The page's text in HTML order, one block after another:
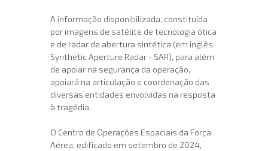
A informação disponibilizada, constituída
por imagens de satélite de tecnologia ótica
e de radar de abertura sintética (em inglês:
Synthetic Aperture Radar - SAR), para além
de apoiar na segurança da operação,
apoiará na articulação e coordenação das
diversas entidades envolvidas na resposta
à tragédia.
O Centro de Operações Espaciais da Força
Aérea, edificado em setembro de 2024,